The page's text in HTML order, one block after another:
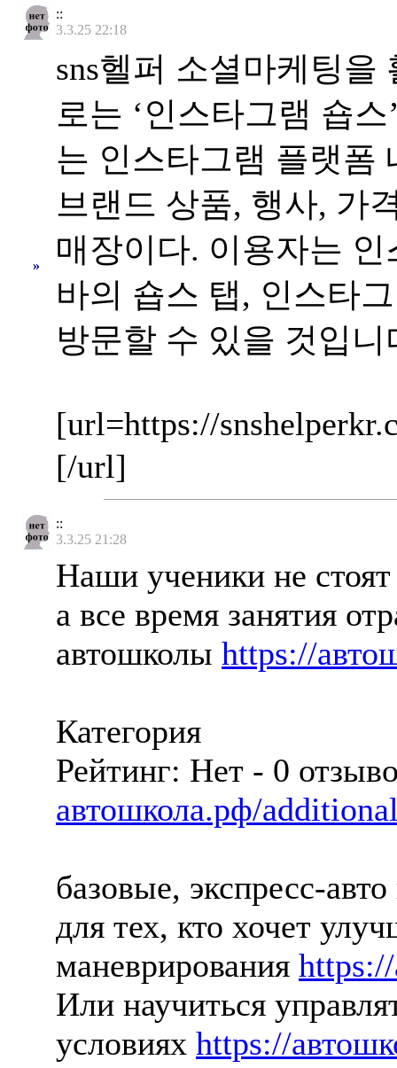
::
3.3.25 22:18
»
sns헬퍼 소셜마케팅
로는 ‘인스타그램 숍
는 인스타그램 플랫폼
브랜드 상품, 행사, 가
매장이다. 이용자는
바의 숍스 탭, 인스타
방문할 수 있을 것입니
[url=https://
[/url]
::
3.3.25 21:28
Наши ученики не
а все время занятия
автошколы https://
Категория
Рейтинг: Нет - 0
автошкола.рф/
базовые, экспресс-
для тех, кто хочет
маневрирования
Или научиться
условиях https://